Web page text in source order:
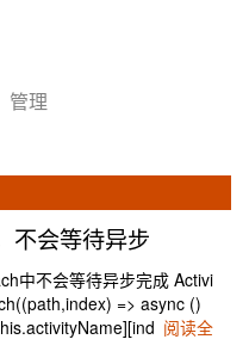
管理
不会等待异步
中不会等待异步完成 Activi
=> async ()
阅读全